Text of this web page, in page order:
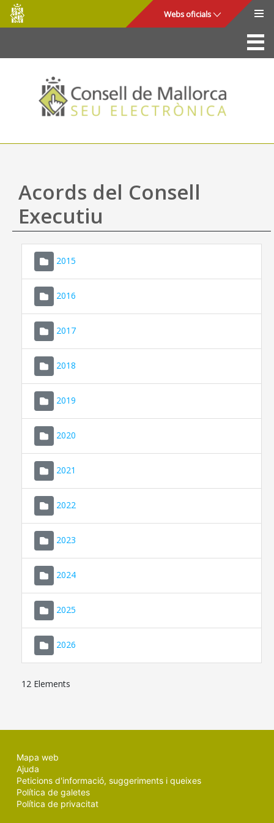
Salta al contingut principal
Consell
de
Mallorca
Webs oficials
La Seu
Consell de Mallorca
Accés i seguretat
Utilitats
Ajuda
Acords del Consell
Executiu
2015
2016
2017
2018
2019
2020
2021
2022
2023
2024
2025
2026
12 Elements
Mapa web
Ajuda
Peticions d'informació, suggeriments i queixes
Política de galetes
Política de privacitat